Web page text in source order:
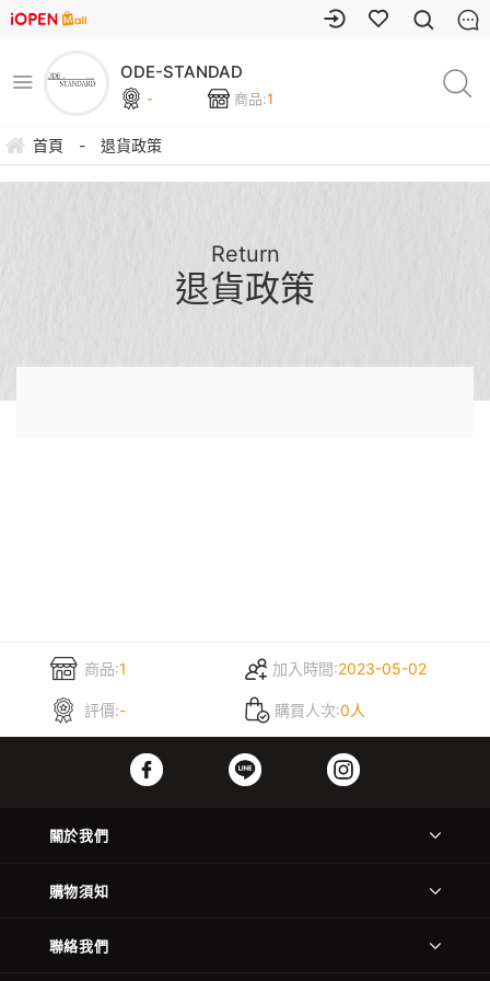
ODE-STANDAD
- 商品:1
首頁 - 退貨政策
Return
退貨政策
商品:1 加入時間:2023-05-02
評價:- 購買人次:0人
關於我們
購物須知
聯絡我們